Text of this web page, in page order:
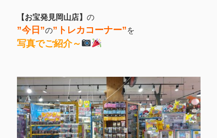
【お宝発見岡山店】 の
”今日”の” トレカコーナー”を
写真でご紹介～